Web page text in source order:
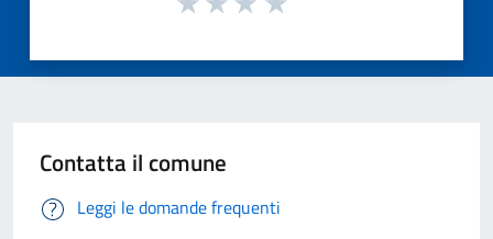
Contatta il comune
Leggi le domande frequenti